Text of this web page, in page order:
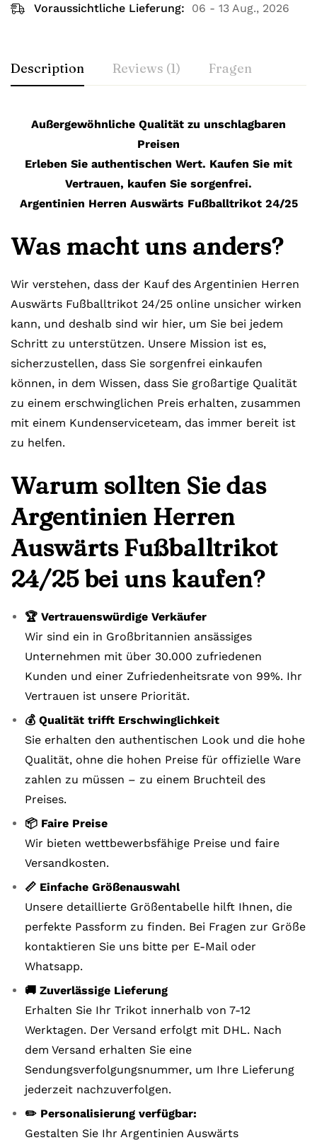
Voraussichtliche Lieferung: 06 - 13 Aug., 2026
Description Reviews (1) Fragen
Außergewöhnliche Qualität zu unschlagbaren
Preisen
Erleben Sie authentischen Wert. Kaufen Sie mit
Vertrauen, kaufen Sie sorgenfrei.
Argentinien Herren Auswärts Fußballtrikot 24/25
Was macht uns anders?
Wir verstehen, dass der Kauf des Argentinien Herren
Auswärts Fußballtrikot 24/25 online unsicher wirken
kann, und deshalb sind wir hier, um Sie bei jedem
Schritt zu unterstützen. Unsere Mission ist es,
sicherzustellen, dass Sie sorgenfrei einkaufen
können, in dem Wissen, dass Sie großartige Qualität
zu einem erschwinglichen Preis erhalten, zusammen
mit einem Kundenserviceteam, das immer bereit ist
zu helfen.
Warum sollten Sie das
Argentinien Herren
Auswärts Fußballtrikot
24/25 bei uns kaufen?
🏆 Vertrauenswürdige Verkäufer
Wir sind ein in Großbritannien ansässiges
Unternehmen mit über 30.000 zufriedenen
Kunden und einer Zufriedenheitsrate von 99%. Ihr
Vertrauen ist unsere Priorität.
💰 Qualität trifft Erschwinglichkeit
Sie erhalten den authentischen Look und die hohe
Qualität, ohne die hohen Preise für offizielle Ware
zahlen zu müssen – zu einem Bruchteil des
Preises.
📦 Faire Preise
Wir bieten wettbewerbsfähige Preise und faire
Versandkosten.
📏 Einfache Größenauswahl
Unsere detaillierte Größentabelle hilft Ihnen, die
perfekte Passform zu finden. Bei Fragen zur Größe
kontaktieren Sie uns bitte per E-Mail oder
Whatsapp.
🚚 Zuverlässige Lieferung
Erhalten Sie Ihr Trikot innerhalb von 7-12
Werktagen. Der Versand erfolgt mit DHL. Nach
dem Versand erhalten Sie eine
Sendungsverfolgungsnummer, um Ihre Lieferung
jederzeit nachzuverfolgen.
✏️ Personalisierung verfügbar:
Gestalten Sie Ihr Argentinien Auswärts